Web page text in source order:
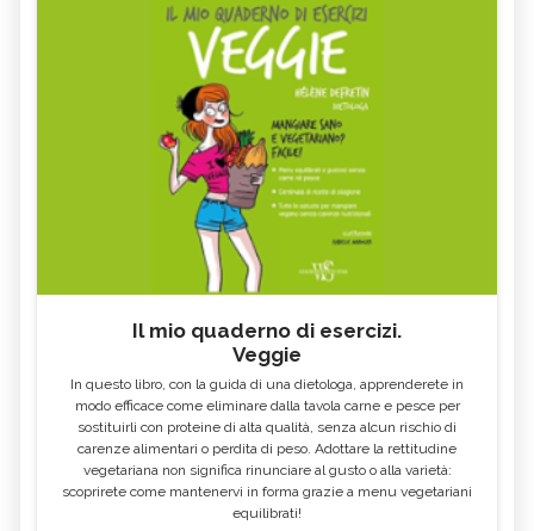
Il mio quaderno di esercizi.
Veggie
In questo libro, con la guida di una dietologa, apprenderete in
modo efficace come eliminare dalla tavola carne e pesce per
sostituirli con proteine di alta qualità, senza alcun rischio di
carenze alimentari o perdita di peso. Adottare la rettitudine
vegetariana non significa rinunciare al gusto o alla varietà:
scoprirete come mantenervi in forma grazie a menu vegetariani
equilibrati!